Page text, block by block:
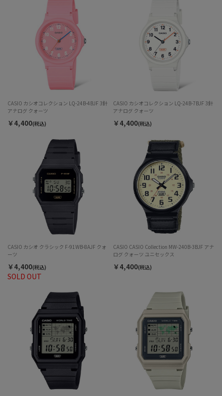
CASIO カシオコレクション LQ-24B-4BJF 3針
アナログ クォーツ
￥4,400(税込)
CASIO カシオコレクション LQ-24B-7BJF 3針
アナログ クォーツ
￥4,400(税込)
SOLD OUT
CASIO カシオ クラシック F-91WB-8AJF クォ
ーツ
￥4,400(税込)
CASIO CASIO Collection MW-240B-3BJF アナ
ログ クォーツ ユニセックス
￥4,400(税込)